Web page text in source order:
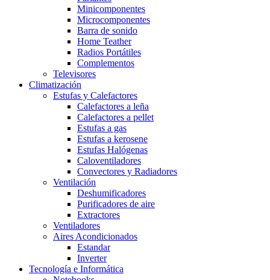
Minicomponentes
Microcomponentes
Barra de sonido
Home Teather
Radios Portátiles
Complementos
Televisores
Climatización
Estufas y Calefactores
Calefactores a leña
Calefactores a pellet
Estufas a gas
Estufas a kerosene
Estufas Halógenas
Caloventiladores
Convectores y Radiadores
Ventilación
Deshumificadores
Purificadores de aire
Extractores
Ventiladores
Aires Acondicionados
Estandar
Inverter
Tecnología e Informática